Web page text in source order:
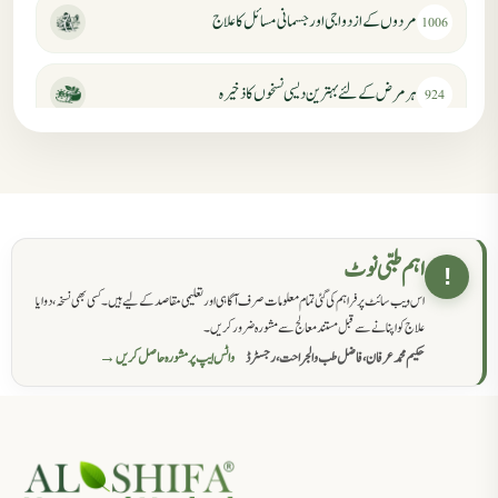
1006 مردوں کے ازدواجی اور جسمانی مسائل کا علاج
924 ہر مرض کے لئے بہترین دیسی نسخوں کا ذخیرہ
862 حکماء کےلئے نسخہ جات
سرعت انزال کا علاج اور دیسی نسخہ جات
جریان، احتلام کےلئے جڑی بوٹیوں کیساتھ دیسی علاج
! اہم طبی نوٹ
اس ویب سائٹ پر فراہم کی گئی تمام معلومات صرف آگاہی اور تعلیمی مقاصد کے لیے ہیں۔ کسی بھی نسخہ، دوا یا
علاج کو اپنانے سے قبل مستند معالج سے مشورہ ضرور کریں۔
حکیم محمد عرفان، فاضل طب والجراحت، رجسٹرڈ واٹس ایپ پر مشورہ حاصل کریں →